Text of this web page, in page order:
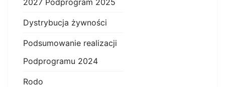
2027 Podprogram 2025
Dystrybucja żywności
Podsumowanie realizacji
Podprogramu 2024
Rodo